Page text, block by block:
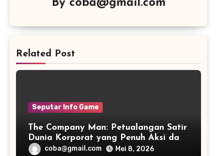
By coba@gmail.com
Related Post
Seputar Info Game
The Company Man: Petualangan Satir
Dunia Korporat yang Penuh Aksi dan
Humorcoba@gmail.com Mei 8, 2026